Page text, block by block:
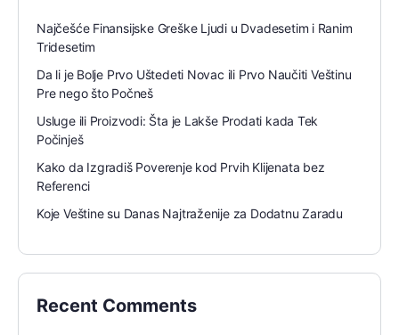
Najčešće Finansijske Greške Ljudi u Dvadesetim i Ranim
Tridesetim
Da li je Bolje Prvo Uštedeti Novac ili Prvo Naučiti Veštinu
Pre nego što Počneš
Usluge ili Proizvodi: Šta je Lakše Prodati kada Tek
Počinješ
Kako da Izgradiš Poverenje kod Prvih Klijenata bez
Referenci
Koje Veštine su Danas Najtraženije za Dodatnu Zaradu
Recent Comments